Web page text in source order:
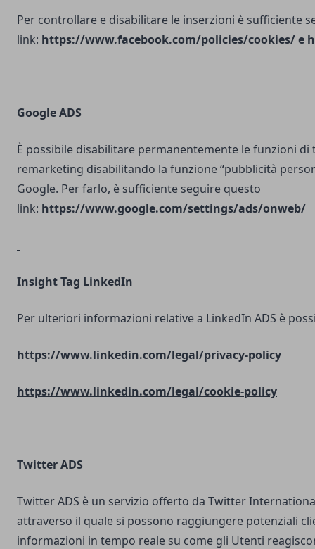
Per controllare e disabilitare le inserzioni è sufficiente
link: https://www.facebook.com/policies/cookies/e
Google ADS
È possibile disabilitare permanentemente le funzioni di
remarketing disabilitando la funzione “pubblicità
Google. Per farlo, è sufficiente seguire questo
link: https://www.google.com/settings/ads/onweb/
Insight Tag LinkedIn
Per ulteriori informazioni relative a LinkedIn ADS è
https://www.linkedin.com/legal/privacy-policy
https://www.linkedin.com/legal/cookie-policy
Twitter ADS
Twitter ADS è un servizio offerto da Twitter
attraverso il quale si possono raggiungere potenziali
informazioni in tempo reale su come gli Utenti